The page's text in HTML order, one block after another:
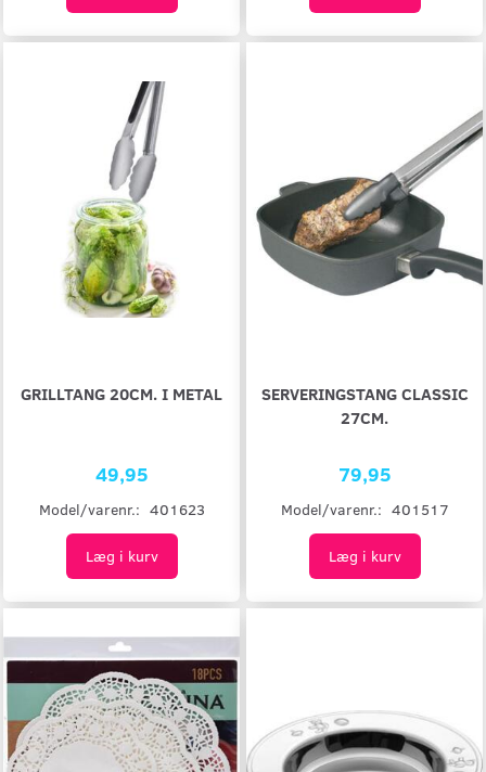
GRILLTANG 20CM. I METAL
49,95
Model/varenr.: 401623
Læg i kurv
SERVERINGSTANG CLASSIC
27CM.
79,95
Model/varenr.: 401517
Læg i kurv